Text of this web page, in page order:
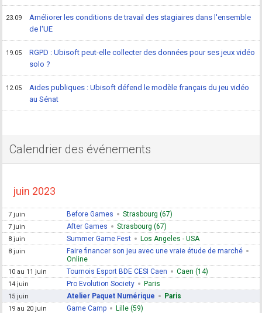
23.09
Améliorer les conditions de travail des stagiaires dans l'ensemble
de l'UE
19.05
RGPD : Ubisoft peut-elle collecter des données pour ses jeux vidéo
solo ?
12.05
Aides publiques : Ubisoft défend le modèle français du jeu vidéo
au Sénat
Calendrier des événements
juin 2023
7 juin Before Games Strasbourg (67)
7 juin After Games Strasbourg (67)
8 juin Summer Game Fest Los Angeles - USA
8 juin
Faire financer son jeu avec une vraie étude de marché
Online
10 au 11 juin Tournois Esport BDE CESI Caen Caen (14)
14 juin Pro Evolution Society Paris
15 juin Atelier Paquet Numérique Paris
19 au 20 juin Game Camp Lille (59)